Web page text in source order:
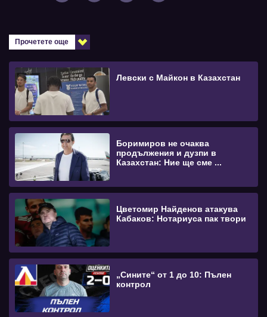
Прочетете още
Левски с Майкон в Казахстан
Боримиров не очаква
продължения и дузпи в
Казахстан: Ние ще сме ...
Цветомир Найденов атакува
Кабаков: Нотариуса пак твори
„Сините“ от 1 до 10: Пълен
контрол